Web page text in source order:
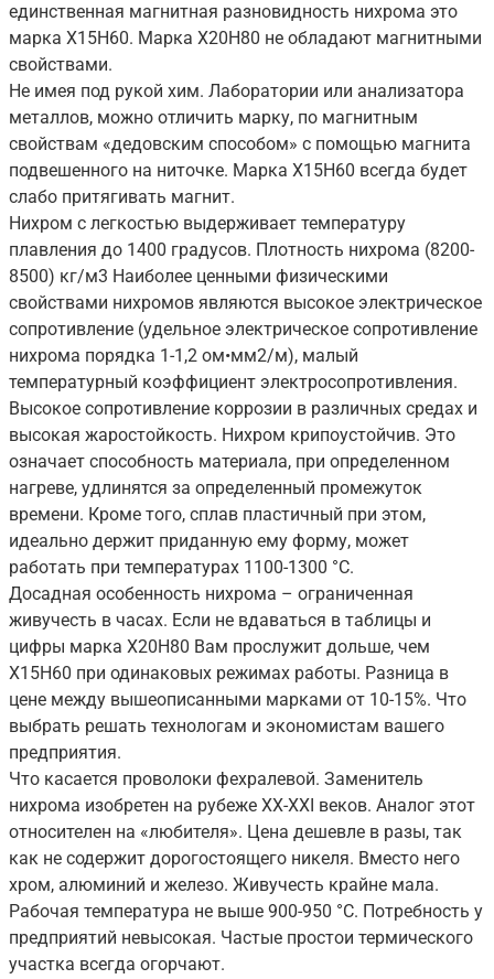
единственная магнитная разновидность нихрома это
марка Х15Н60. Марка Х20Н80 не обладают магнитными
свойствами.
Не имея под рукой хим. Лаборатории или анализатора
металлов, можно отличить марку, по магнитным
свойствам «дедовским способом» с помощью магнита
подвешенного на ниточке. Марка Х15Н60 всегда будет
слабо притягивать магнит.
Нихром с легкостью выдерживает температуру
плавления до 1400 градусов. Плотность нихрома (8200-
8500) кг/м3 Наиболее ценными физическими
свойствами нихромов являются высокое электрическое
сопротивление (удельное электрическое сопротивление
нихрома порядка 1-1,2 ом•мм2/м), малый
температурный коэффициент электросопротивления.
Высокое сопротивление коррозии в различных средах и
высокая жаростойкость. Нихром крипоустойчив. Это
означает способность материала, при определенном
нагреве, удлинятся за определенный промежуток
времени. Кроме того, сплав пластичный при этом,
идеально держит приданную ему форму, может
работать при температурах 1100-1300 °С.
Досадная особенность нихрома – ограниченная
живучесть в часах. Если не вдаваться в таблицы и
цифры марка Х20Н80 Вам прослужит дольше, чем
Х15Н60 при одинаковых режимах работы. Разница в
цене между вышеописанными марками от 10-15%. Что
выбрать решать технологам и экономистам вашего
предприятия.
Что касается проволоки фехралевой. Заменитель
нихрома изобретен на рубеже XX-XXI веков. Аналог этот
относителен на «любителя». Цена дешевле в разы, так
как не содержит дорогостоящего никеля. Вместо него
хром, алюминий и железо. Живучесть крайне мала.
Рабочая температура не выше 900-950 °С. Потребность у
предприятий невысокая. Частые простои термического
участка всегда огорчают.